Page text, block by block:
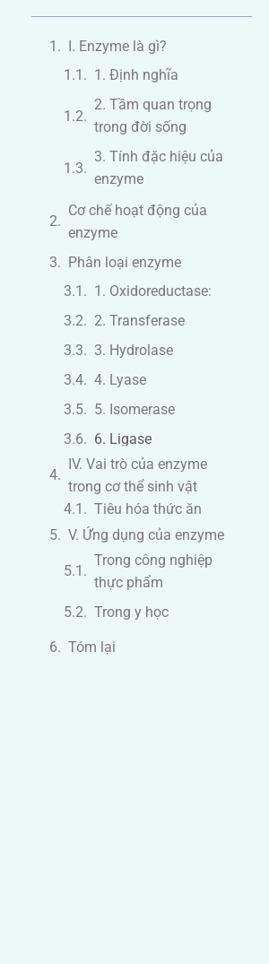
I. Enzyme là gì?
Cơ chế hoạt động của
enzyme
Phân loại enzyme
1. Oxidoreductase:
2. Transferase
3. Hydrolase
5. Isomerase
IV. Vai trò của enzyme
Tiêu hóa thức ăn
lượng
Tổng hợp các chất
sinh học
Sao chép và sửa
chữa DNA
Bảo vệ cơ thể
Truyền tín hiệu trong
V. Ứng dụng của enzyme
Trong công nghiệp
thực phẩm
Trong y học